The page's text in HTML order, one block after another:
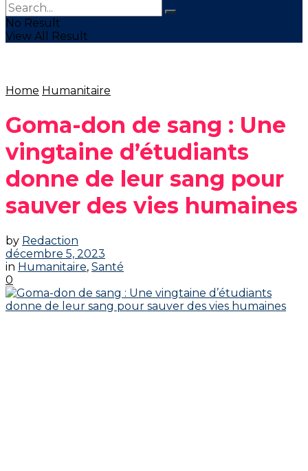
No Result
View All Result
Home Humanitaire
Goma-don de sang : Une
vingtaine d’étudiants
donne de leur sang pour
sauver des vies humaines
by Redaction
décembre 5, 2023
in Humanitaire, Santé
0